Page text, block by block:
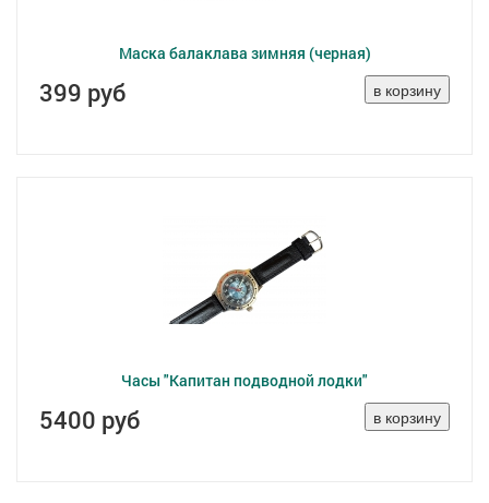
Маска балаклава зимняя (черная)
399 руб
Часы "Капитан подводной лодки"
5400 руб